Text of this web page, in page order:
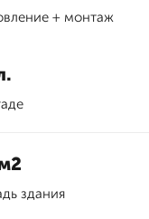
+ монтаж
здания